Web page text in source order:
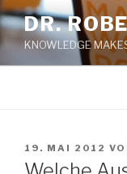
Zum
Inhalt
springen
DR.
KNOWLEDGE
AM
19. MAI 2012